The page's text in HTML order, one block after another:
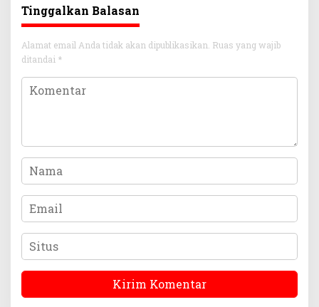
Tinggalkan Balasan
Alamat email Anda tidak akan dipublikasikan. Ruas yang wajib
ditandai *